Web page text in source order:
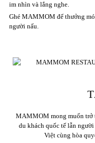
im nhìn và lắng nghe.
Ghé MAMMOM để thưởng
người nấu.
MAMMOM mong muốn trở
du khách quốc tế lẫn
Việt cùng hòa